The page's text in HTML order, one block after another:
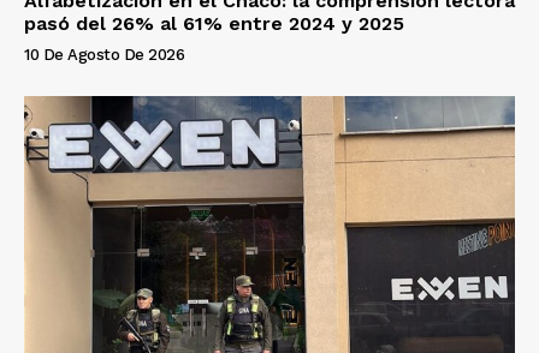
pasó del 26% al 61% entre 2024 y 2025
10 De Agosto De 2026